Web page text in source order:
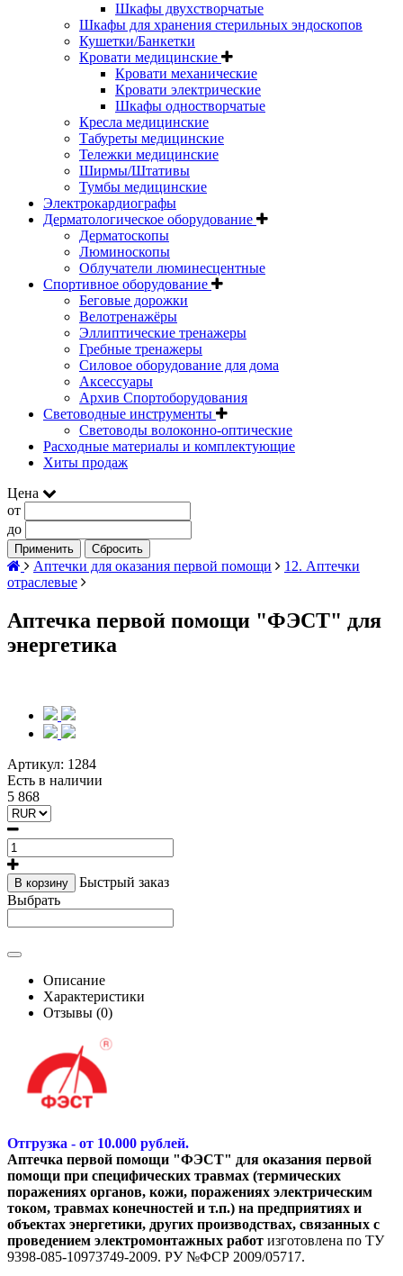
Шкафы двухстворчатые
Шкафы для хранения стерильных эндоскопов
Кушетки/Банкетки
Кровати медицинские
Кровати механические
Кровати электрические
Шкафы одностворчатые
Кресла медицинские
Табуреты медицинские
Тележки медицинские
Ширмы/Штативы
Тумбы медицинские
Электрокардиографы
Дерматологическое оборудование
Дерматоскопы
Люминоскопы
Облучатели люминесцентные
Спортивное оборудование
Беговые дорожки
Велотренажёры
Эллиптические тренажеры
Гребные тренажеры
Силовое оборудование для дома
Аксессуары
Архив Спортоборудования
Световодные инструменты
Световоды волоконно-оптические
Расходные материалы и комплектующие
Хиты продаж
Цена
от
до
Применить Сбросить
Аптечки для оказания первой помощи
12. Аптечки
отраслевые
Аптечка первой помощи "ФЭСТ" для
энергетика
Артикул: 1284
Есть в наличии
5 868
В корзину
Быстрый заказ
Выбрать
Описание
Характеристики
Отзывы (0)
Отгрузка - от 10.000 рублей.
Аптечка первой помощи "ФЭСТ" для оказания первой
помощи при специфических травмах (термических
поражениях органов, кожи, поражениях электрическим
током, травмах конечностей и т.п.) на предприятиях и
объектах энергетики, других производствах, связанных с
проведением электромонтажных работ изготовлена по ТУ
9398-085-10973749-2009. РУ №ФСР 2009/05717.